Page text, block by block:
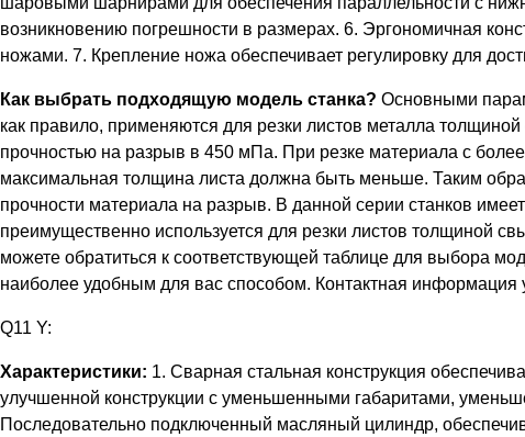
возникновению погрешности в размерах. 6. Эргономичная
ножами. 7. Крепление ножа обеспечивает регулировку для
Как выбрать подходящую модель станка? Основными
как правило, применяются для резки листов металла
прочностью на разрыв в 450 мПа. При резке материала с
максимальная толщина листа должна быть меньше. Таким
прочности материала на разрыв. В данной серии станков
преимущественно используется для резки листов
можете обратиться к соответствующей таблице для выбора
наиболее удобным для вас способом. Контактная информация
Q11 Y:
Характеристики: 1. Сварная стальная конструкция
улучшенной конструкции с уменьшенными габаритами,
Последовательно подключенный масляный цилиндр,